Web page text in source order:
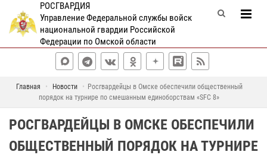
РОСГВАРДИЯ
Управление Федеральной службы войск
национальной гвардии Российской
Федерации по Омской области
Главная Новости
Росгвардейцы в Омске обеспечили общественный
порядок на турнире по смешанным единоборствам «SFC 8»
РОСГВАРДЕЙЦЫ В ОМСКЕ ОБЕСПЕЧИЛИ
ОБЩЕСТВЕННЫЙ ПОРЯДОК НА ТУРНИРЕ